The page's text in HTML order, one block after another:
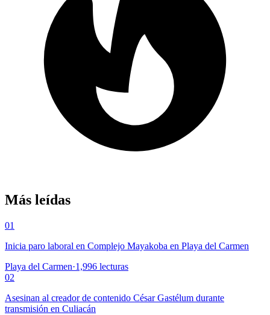
Más leídas
01
Inicia paro laboral en Complejo Mayakoba en Playa del Carmen
Playa del Carmen·1,996 lecturas
02
Asesinan al creador de contenido César Gastélum durante
transmisión en Culiacán